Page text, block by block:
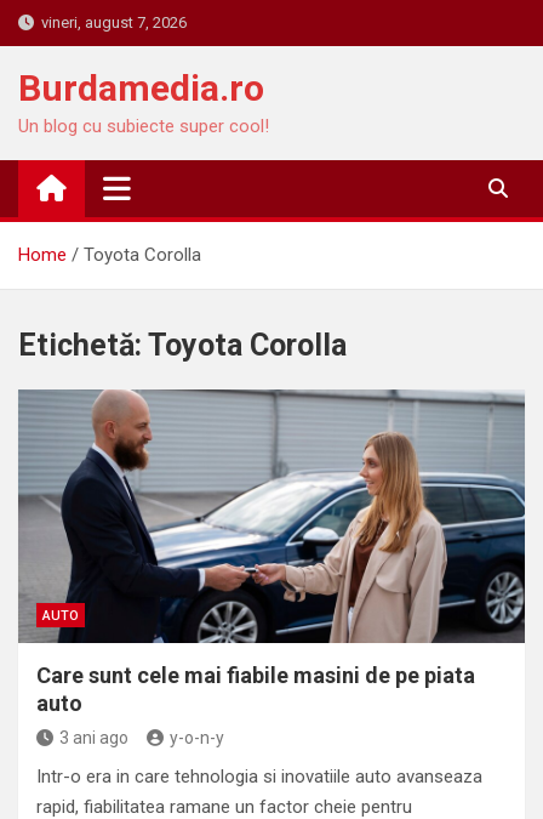
Skip
to
content
vineri, august 7, 2026
Burdamedia.ro
Un blog cu subiecte super cool!
Home Toyota Corolla
Etichetă: Toyota Corolla
AUTO
Care sunt cele mai fiabile masini de pe piata
auto
3 ani ago y-o-n-y
Intr-o era in care tehnologia si inovatiile auto avanseaza
rapid, fiabilitatea ramane un factor cheie pentru